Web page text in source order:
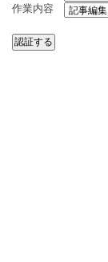
作業内容